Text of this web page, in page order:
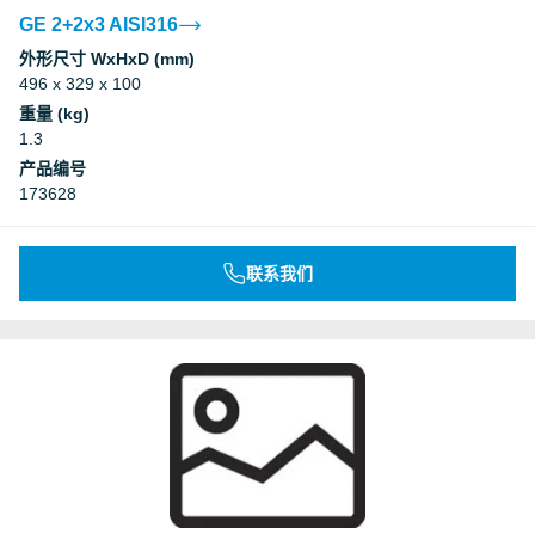
GE 2+2x3 AISI316
外形尺寸 WxHxD (mm)
496 x 329 x 100
重量 (kg)
1.3
产品编号
173628
联系我们